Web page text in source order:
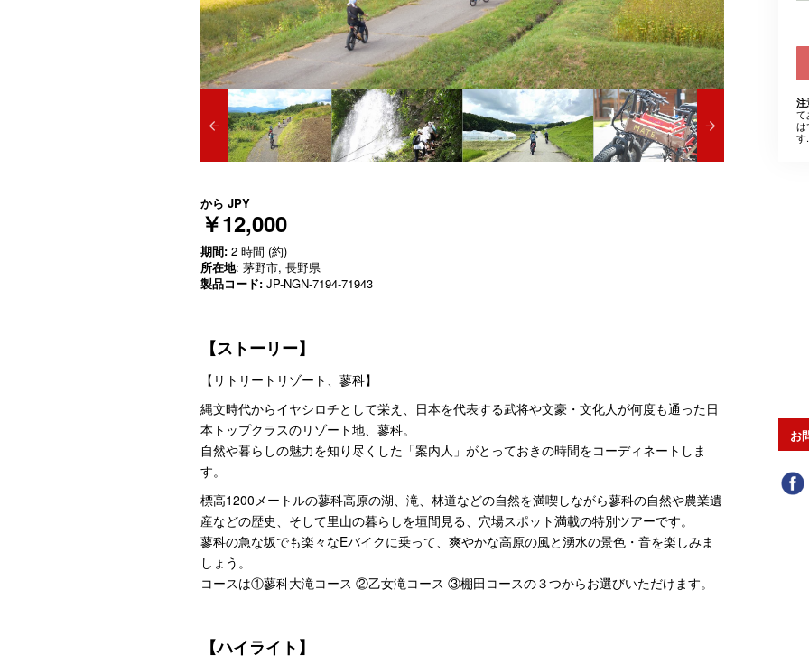
から JPY
￥12,000
期間: 2 時間 (約)
所在地: 茅野市, 長野県
製品コード: JP-NGN-7194-71943
【ストーリー】
【リトリートリゾート、蓼科】
縄文時代からイヤシロチとして栄え、日本を代表する武将や文豪・文化人が何度も通った日
本トップクラスのリゾート地、蓼科。
自然や暮らしの魅力を知り尽くした「案内人」がとっておきの時間をコーディネートしま
す。
標高1200メートルの蓼科高原の湖、滝、林道などの自然を満喫しながら蓼科の自然や農業遺
産などの歴史、そして里山の暮らしを垣間見る、穴場スポット満載の特別ツアーです。
蓼科の急な坂でも楽々なEバイクに乗って、爽やかな高原の風と湧水の景色・音を楽しみま
しょう。
コースは①蓼科大滝コース ②乙女滝コース ③棚田コースの３つからお選びいただけます。
【ハイライト】
注
て
は
す.
お